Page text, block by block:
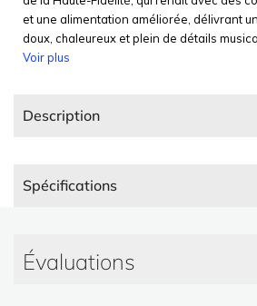
et une alimentation améliorée, délivrant
doux, chaleureux et plein de détails
Voir plus
Description
Spécifications
Évaluations